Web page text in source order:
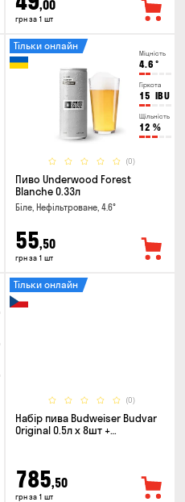
,00
грн за 1 шт
Міцність
4.6 °
Гіркота
15 IBU
Щільність
12 %
(0)
Тільки онлайн
Пиво Underwood Forest
Blanche 0.33л
Біле, Нефільтроване, 4.6°
55,50
грн за 1 шт
(0)
Тільки онлайн
Набір пива Budweiser Budvar
Original 0.5л х 8шт +
785,50
грн за 1 шт